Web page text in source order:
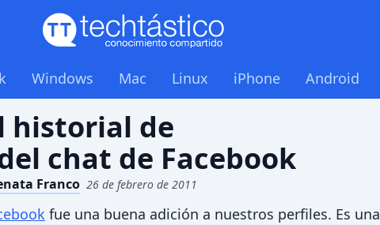
Windows Mac Linux iPhone Android
historial de
chat de Facebook
Franco 26 de febrero de 2011
fue una buena adición a nuestros perfiles. Es una